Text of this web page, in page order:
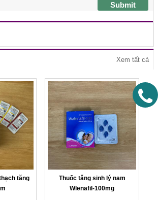
Submit
Xem tất cả
tăng
Thuốc tăng sinh lý nam
Wlenafil-100mg